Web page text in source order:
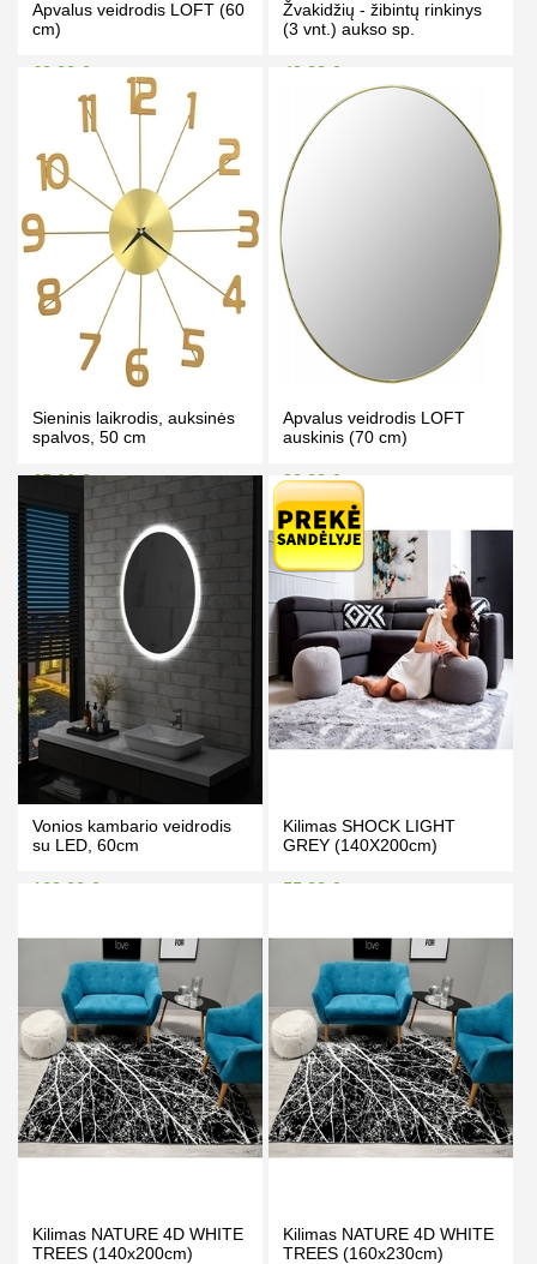
Apvalus veidrodis LOFT (60
cm)
69.00 €
Kaina prisijungus
79.00 €
Žvakidžių - žibintų rinkinys
(3 vnt.) aukso sp.
49.00 €
Kaina prisijungus
Sieninis laikrodis, auksinės
spalvos, 50 cm
65.00 €
Kaina prisijungus
69.00 €
PIRKTI
Apvalus veidrodis LOFT
auskinis (70 cm)
99.00 €
Kaina prisijungus
PIRKTI
Vonios kambario veidrodis
su LED, 60cm
109.00 €
PIRKTI
Kilimas SHOCK LIGHT
GREY (140X200cm)
55.00 €
PIRKTI
Kilimas NATURE 4D WHITE
TREES (140x200cm)
Kilimas NATURE 4D WHITE
TREES (160x230cm)